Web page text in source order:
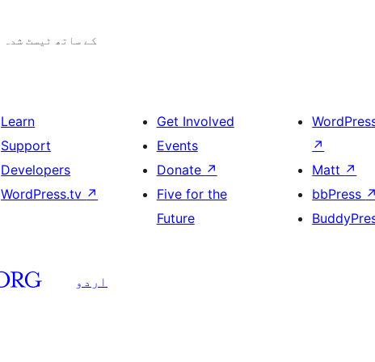
7.0.3 کے ساتھ ٹیسٹ شدہ
Learn
Support
Developers
WordPress.tv ↗
Get Involved
Events
Donate ↗
Five for the
Future
↗
Matt ↗
bbPress ↗
اردو